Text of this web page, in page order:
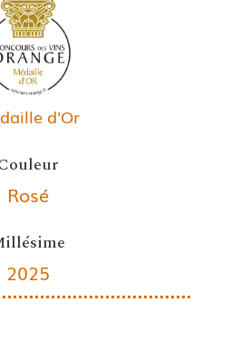
d'Or
Rosé
2025